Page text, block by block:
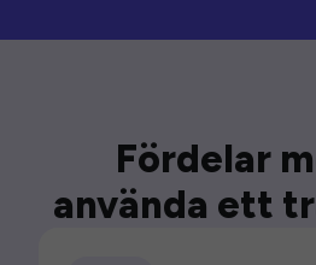
Fördelar
använda ett